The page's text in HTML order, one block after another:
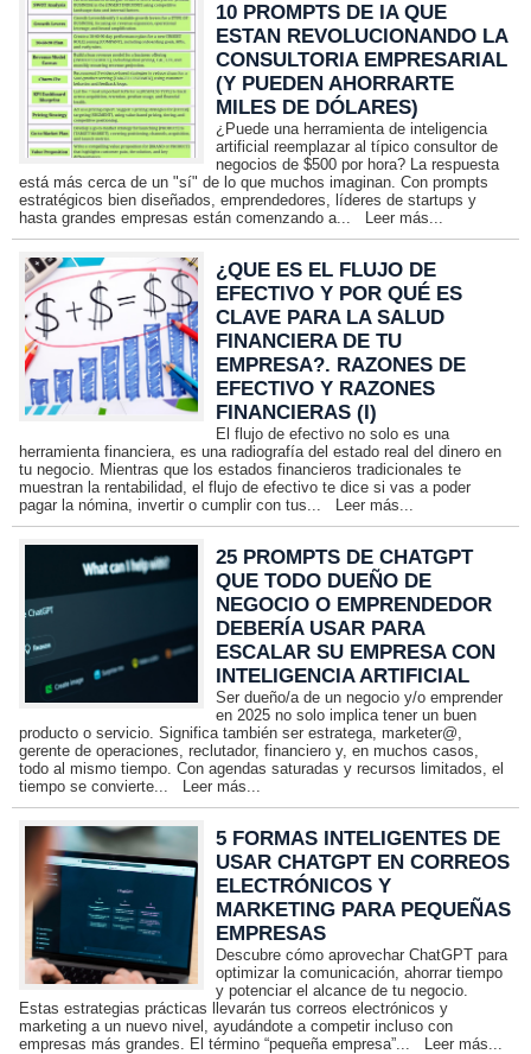
10 PROMPTS DE IA QUE
ESTAN REVOLUCIONANDO LA
CONSULTORIA EMPRESARIAL
(Y PUEDEN AHORRARTE
MILES DE DÓLARES)
¿Puede una herramienta de inteligencia
artificial reemplazar al típico consultor de
negocios de $500 por hora? La respuesta
está más cerca de un "sí" de lo que muchos imaginan. Con prompts
estratégicos bien diseñados, emprendedores, líderes de startups y
hasta grandes empresas están comenzando a...
Leer más...
¿QUE ES EL FLUJO DE
EFECTIVO Y POR QUÉ ES
CLAVE PARA LA SALUD
FINANCIERA DE TU
EMPRESA?. RAZONES DE
EFECTIVO Y RAZONES
FINANCIERAS (I)
El flujo de efectivo no solo es una
herramienta financiera, es una radiografía del estado real del dinero en
tu negocio. Mientras que los estados financieros tradicionales te
muestran la rentabilidad, el flujo de efectivo te dice si vas a poder
pagar la nómina, invertir o cumplir con tus...
Leer más...
25 PROMPTS DE CHATGPT
QUE TODO DUEÑO DE
NEGOCIO O EMPRENDEDOR
DEBERÍA USAR PARA
ESCALAR SU EMPRESA CON
INTELIGENCIA ARTIFICIAL
Ser dueño/a de un negocio y/o emprender
en 2025 no solo implica tener un buen
producto o servicio. Significa también ser estratega, marketer@,
gerente de operaciones, reclutador, financiero y, en muchos casos,
todo al mismo tiempo. Con agendas saturadas y recursos limitados, el
tiempo se convierte...
Leer más...
5 FORMAS INTELIGENTES DE
USAR CHATGPT EN CORREOS
ELECTRÓNICOS Y
MARKETING PARA PEQUEÑAS
EMPRESAS
Descubre cómo aprovechar ChatGPT para
optimizar la comunicación, ahorrar tiempo
y potenciar el alcance de tu negocio.
Estas estrategias prácticas llevarán tus correos electrónicos y
marketing a un nuevo nivel, ayudándote a competir incluso con
empresas más grandes. El término “pequeña empresa”...
Leer más...